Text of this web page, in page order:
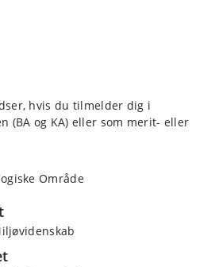
hvis du tilmelder dig i
(BA og KA) eller som merit- eller
Område